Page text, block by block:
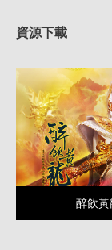
資源下載
醉飲黃